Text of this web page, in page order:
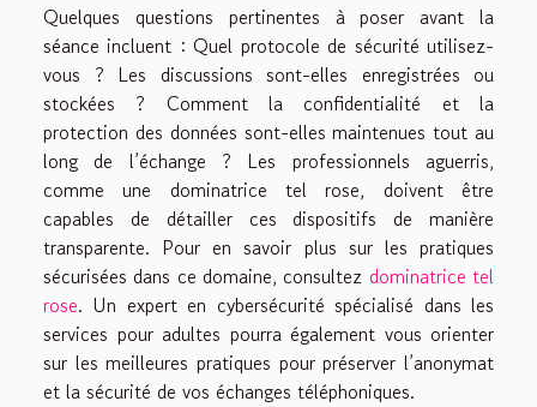
Quelques questions pertinentes à poser avant la
séance incluent : Quel protocole de sécurité utilisez-
vous ? Les discussions sont-elles enregistrées ou
stockées ? Comment la confidentialité et la
protection des données sont-elles maintenues tout au
long de l’échange ? Les professionnels aguerris,
comme une dominatrice tel rose, doivent être
capables de détailler ces dispositifs de manière
transparente. Pour en savoir plus sur les pratiques
sécurisées dans ce domaine, consultez dominatrice tel
rose. Un expert en cybersécurité spécialisé dans les
services pour adultes pourra également vous orienter
sur les meilleures pratiques pour préserver l’anonymat
et la sécurité de vos échanges téléphoniques.